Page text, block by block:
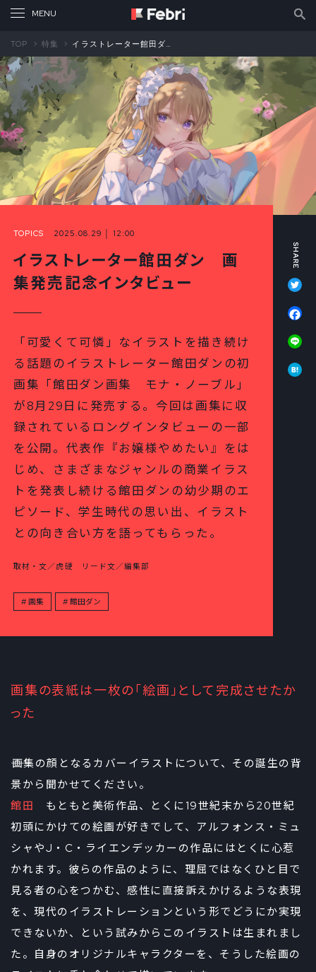
TOP 特集 イラストレーター館田ダン 画集発売記念インタビュー
TOPICS 2025.08.29 │ 12:00
イラストレーター館田ダン 画
集発売記念インタビュー
「可愛くて可憐」なイラストを描き続け
る話題のイラストレーター館田ダンの初
画集「館田ダン画集 モナ・ノーブル」
が8月29日に発売する。今回は画集に収
録されているロングインタビューの一部
を公開。代表作『お嬢様やめたい』をは
じめ、さまざまなジャンルの商業イラス
トを発表し続ける館田ダンの幼少期のエ
ピソード、学生時代の思い出、イラスト
との向き合い方を語ってもらった。
取材・文／虎硬 リード文／編集部
画集 館田ダン
画集の表紙は一枚の「絵画」として完成させたか
った
――画集の顔となるカバーイラストについて、その誕生の背
景から聞かせてください。
館田 もともと美術作品、とくに19世紀末から20世紀
初頭にかけての絵画が好きでして、アルフォンス・ミュ
シャやJ・C・ライエンデッカーの作品にはとくに心惹
かれます。彼らの作品のように、理屈ではなくひと目で
見る者の心をつかむ、感性に直接訴えかけるような表現
を、現代のイラストレーションという形でどうにか実現
できないか、という試みからこのイラストは生まれまし
た。自身のオリジナルキャラクターを、そうした絵画の